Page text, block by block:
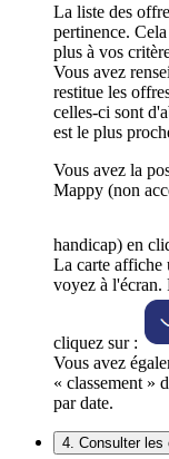
La liste des
pertinence.
plus à vos
Vous avez
restitue les
celles-ci sont
est le plus
Vous avez la
Mappy (non
handicap) en
La carte affiche
voyez à l'écran.
cliquez sur :
Vous avez
« classement »
par date.
4. Consulter les